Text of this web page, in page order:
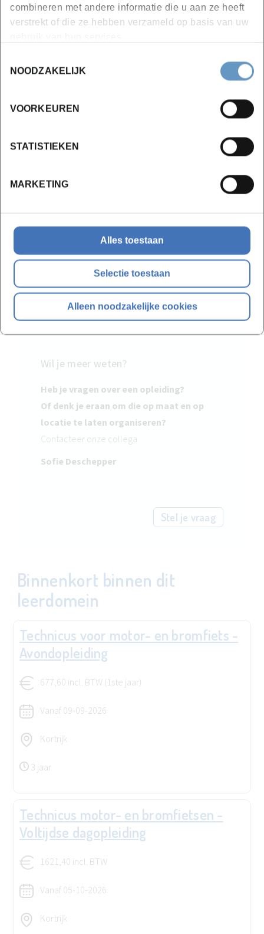
combineren met andere informatie die u aan ze heeft
verstrekt of die ze hebben verzameld op basis van uw
NOODZAKELIJK
VOORKEUREN
STATISTIEKEN
MARKETING
Alles toestaan
Selectie toestaan
Alleen noodzakelijke cookies
Grote kans op tewerkstelling na het volgen
van deze opleidingen!
Wil je meer weten?
Heb je vragen over een opleiding?
Of denk je eraan om die op maat en op
locatie te laten organiseren?
Contacteer onze collega
Sofie Deschepper
Stel je vraag
Binnenkort binnen dit
leerdomein
Technicus voor motor- en bromfiets -
Avondopleiding
677,60 incl. BTW (1ste jaar)
Vanaf 09-09-2026
Kortrijk
3 jaar
Technicus motor- en bromfietsen -
Voltijdse dagopleiding
1621,40 incl. BTW
Vanaf 05-10-2026
Kortrijk